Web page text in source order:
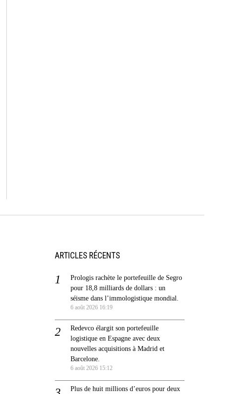
ARTICLES RÉCENTS
Prologis rachète le portefeuille de Segro
pour 18,8 milliards de dollars : un
séisme dans l’immologistique mondial.
6 août 2026 16:19
Redevco élargit son portefeuille
logistique en Espagne avec deux
nouvelles acquisitions à Madrid et
Barcelone.
6 août 2026 15:12
Plus de huit millions d’euros pour deux